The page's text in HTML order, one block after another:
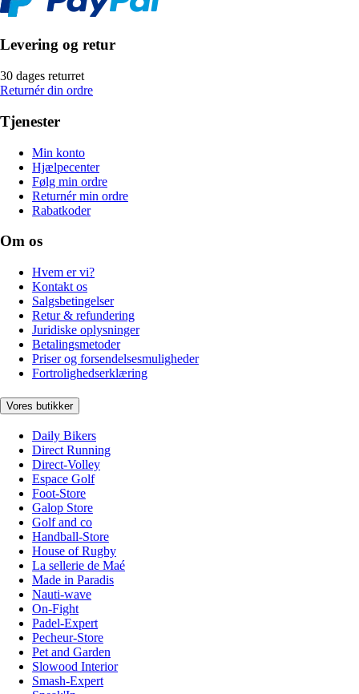
Levering og retur
30 dages returret
Returnér din ordre
Tjenester
Min konto
Hjælpecenter
Følg min ordre
Returnér min ordre
Rabatkoder
Om os
Hvem er vi?
Kontakt os
Salgsbetingelser
Retur & refundering
Juridiske oplysninger
Betalingsmetoder
Priser og forsendelsesmuligheder
Fortrolighedserklæring
Vores butikker
Daily Bikers
Direct Running
Direct-Volley
Espace Golf
Foot-Store
Galop Store
Golf and co
Handball-Store
House of Rugby
La sellerie de Maé
Made in Paradis
Nauti-wave
On-Fight
Padel-Expert
Pecheur-Store
Pet and Garden
Slowood Interior
Smash-Expert